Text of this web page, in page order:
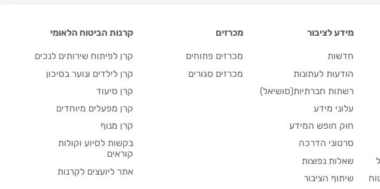
מידע לציבור
חדשות
הודעות לעתונות
רשתות חברתיות(סושיאל)
עלוני מידע
חוק חופש המידע
סרטוני הדרכה
שאלות נפוצות
שיתוף הציבור
מכרזים
מכרזים פתוחים
מכרזים סגורים
קרנות הביטוח הלאומי
קרן לפיתוח שירותים לנכים
קרן לילדים ונוער בסיכון
קרן סיעוד
קרן מפעלים מיוחדים
קרן מנוף
בקשות לסיוע וקולות
קוראים
אתר ליועצים לקרנות